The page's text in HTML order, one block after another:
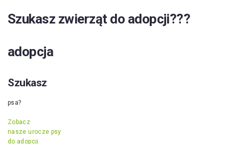
Szukasz zwierząt do adopcji???
adopcja
Szukasz
psa?
Zobacz
nasze urocze psy
do adopcji